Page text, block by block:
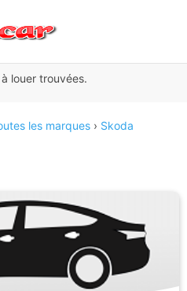
louer trouvées.
les marques › Skoda